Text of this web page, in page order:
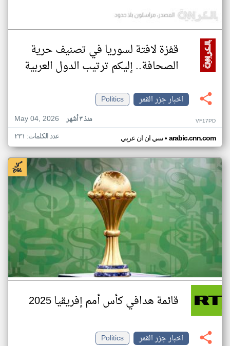
قفزة لافتة لسوريا في تصنيف حرية
الصحافة.. إليكم ترتيب الدول العربية
اخبار جزر القمر
Politics
May 04, 2026
منذ ٣ أشهر VF17PD
سي ان ان عربي• arabic.cnn.com عدد الكلمات: ٢٣١
قائمة هدافي كأس أمم إفريقيا 2025
اخبار جزر القمر
Politics